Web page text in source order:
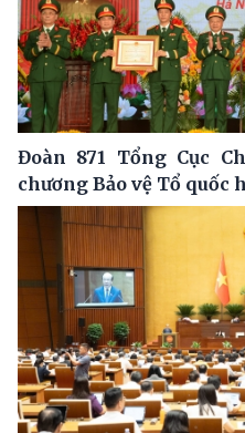
Đoàn 871 Tổng Cục
chương Bảo vệ Tổ quốc